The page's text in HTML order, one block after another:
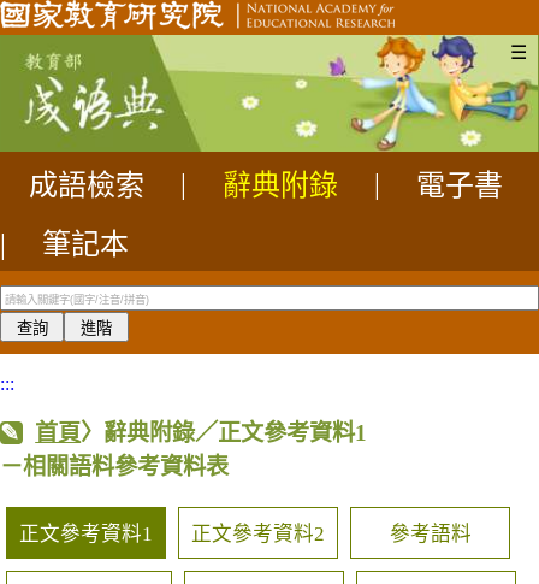
☰
成語檢索 辭典附錄
電子書
|
筆記本
:::
首頁〉辭典附錄／正文參考資料1
－相關語料參考資料表
正文參考資料1 正文參考資料2 參考語料